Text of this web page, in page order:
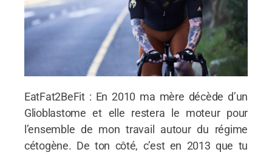
EatFat2BeFit : En 2010 ma mère décède d’un
Glioblastome et elle restera le moteur pour
l’ensemble de mon travail autour du régime
cétogène. De ton côté, c’est en 2013 que tu